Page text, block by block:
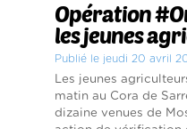
Opération
les jeunes
Publié le jeudi 20 avril
Les jeunes
matin au Cora de
dizaine venues de